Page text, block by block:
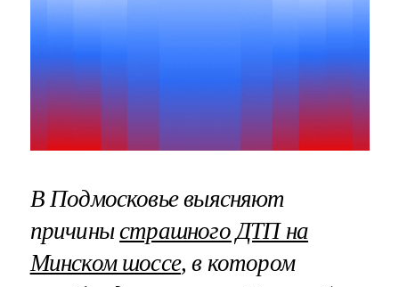
В Подмосковье выясняют
причиныстрашного ДТП на
Минском шоссе, в котором